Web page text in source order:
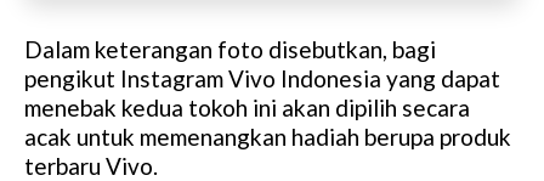
Dalam keterangan foto disebutkan, bagi
pengikut Instagram Vivo Indonesia yang dapat
menebak kedua tokoh ini akan dipilih secara
acak untuk memenangkan hadiah berupa produk
terbaru Vivo.